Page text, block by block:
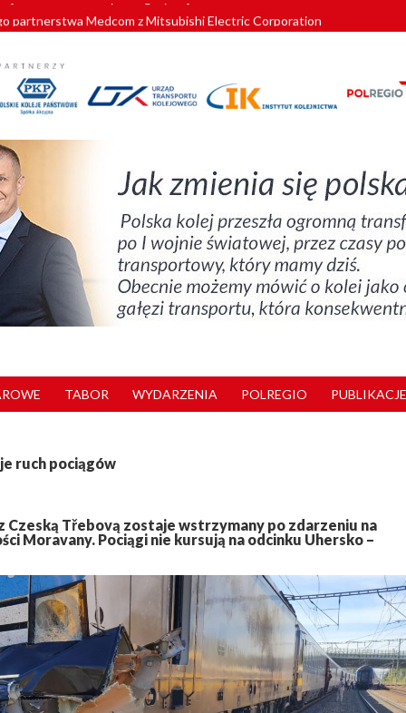
partnerstwa Medcom z Mitsubishi Electric Corporation
znów szuka dostawcy nowych EZT
kolejowych w północnej Wielkopolsce. Łatwiejsze dojazdy do pracy i
nowe standardy kategoryzacji dworców
TABOR WYDARZENIA POLREGIO
ruch pociągów
Czeską Třebovą zostaje wstrzymany po zdarzeniu na
Moravany. Pociągi nie kursują na odcinku Uhersko –